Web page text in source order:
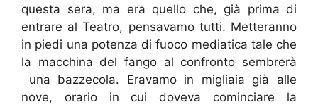
questa sera, ma era quello che, già prima di
entrare al Teatro, pensavamo tutti. Metteranno
in piedi una potenza di fuoco mediatica tale che
la macchina del fango al confronto sembrerà
una bazzecola. Eravamo in migliaia già alle
nove, orario in cui doveva cominciare la